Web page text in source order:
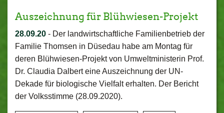
Auszeichnung für Blühwiesen-Projekt
28.09.20 - Der landwirtschaftliche Familienbetrieb der
Familie Thomsen in Düsedau habe am Montag für
deren Blühwiesen-Projekt von Umweltministerin Prof.
Dr. Claudia Dalbert eine Auszeichnung der UN-
Dekade für biologische Vielfalt erhalten. Der Bericht
der Volksstimme (28.09.2020).